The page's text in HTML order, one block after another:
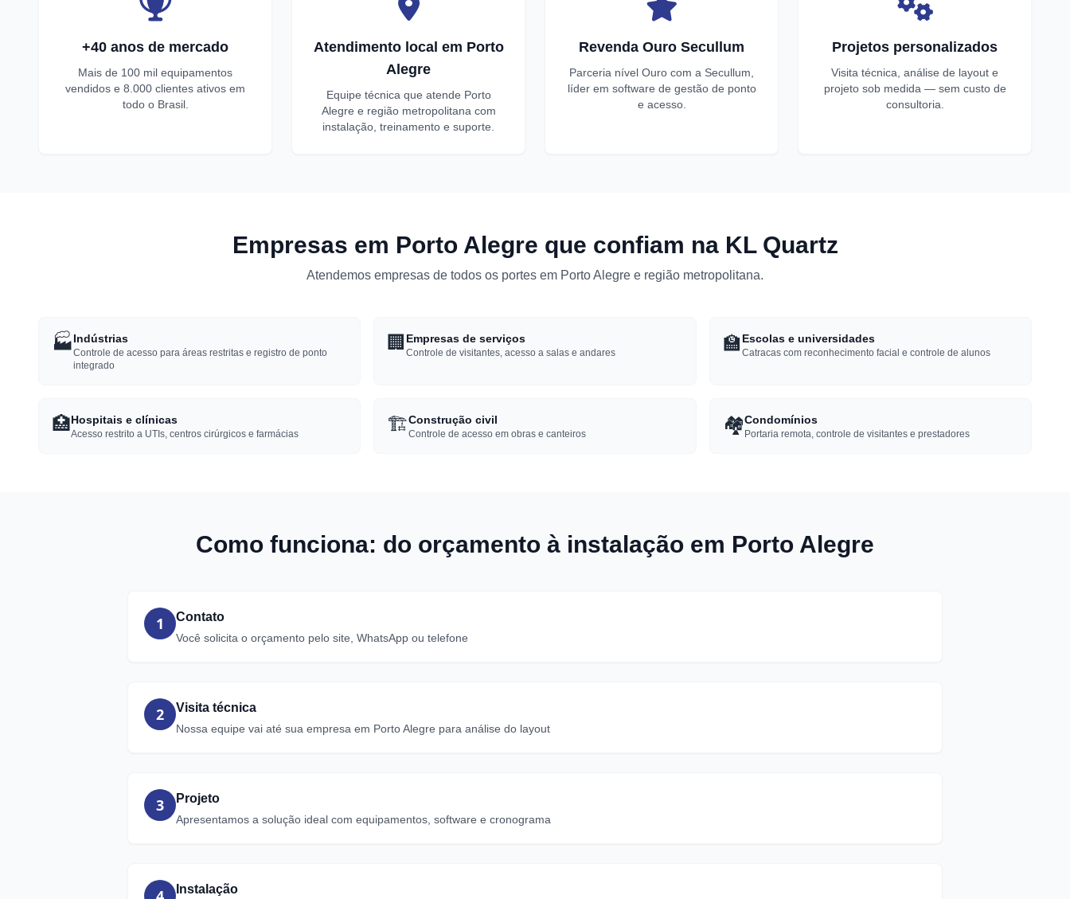
+40 anos de mercado
Mais de 100 mil equipamentos
vendidos e 8.000 clientes ativos em
todo o Brasil.
Atendimento local em Porto
Alegre
Equipe técnica que atende Porto
Alegre e região metropolitana com
instalação, treinamento e suporte.
Revenda Ouro Secullum
Parceria nível Ouro com a Secullum,
líder em software de gestão de ponto
e acesso.
Projetos personalizados
Visita técnica, análise de layout e
projeto sob medida — sem custo de
consultoria.
Empresas em Porto Alegre que confiam na KL Quartz
Atendemos empresas de todos os portes em Porto Alegre e região metropolitana.
🏭Indústrias
Controle de acesso para áreas restritas e registro de ponto
integrado
🏢 Empresas de serviços
Controle de visitantes, acesso a salas e andares 🏫 Escolas e universidades
Catracas com reconhecimento facial e controle de alunos
🏥Hospitais e clínicas
Acesso restrito a UTIs, centros cirúrgicos e farmácias 🏗️Construção civil
Controle de acesso em obras e canteiros 🏘️Condomínios
Portaria remota, controle de visitantes e prestadores
Como funciona: do orçamento à instalação em Porto Alegre
1 Contato
Você solicita o orçamento pelo site, WhatsApp ou telefone
2 Visita técnica
Nossa equipe vai até sua empresa em Porto Alegre para análise do layout
3 Projeto
Apresentamos a solução ideal com equipamentos, software e cronograma
Instalação